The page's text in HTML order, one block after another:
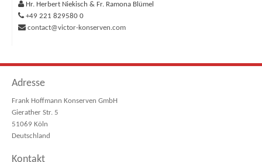
Hr. Herbert Niekisch & Fr. Ramona Blümel
+49 221 829580 0
contact@victor-konserven.com
Adresse
Frank Hoffmann Konserven GmbH
Gierather Str. 5
51069 Köln
Deutschland
Kontakt